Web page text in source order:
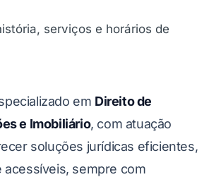
serviços e horários de
em Direito de
e Imobiliário, com atuação
soluções jurídicas eficientes,
acessíveis, sempre com